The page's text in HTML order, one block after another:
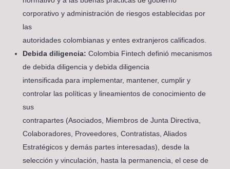
corporativo y administración de riesgos establecidas por
las
autoridades colombianas y entes extranjeros calificados.
Debida diligencia: Colombia Fintech definió mecanismos
de debida diligencia y debida diligencia
intensificada para implementar, mantener, cumplir y
controlar las políticas y lineamientos de conocimiento de
sus
contrapartes (Asociados, Miembros de Junta Directiva,
Colaboradores, Proveedores, Contratistas, Aliados
Estratégicos y demás partes interesadas), desde la
selección y vinculación, hasta la permanencia, el cese de